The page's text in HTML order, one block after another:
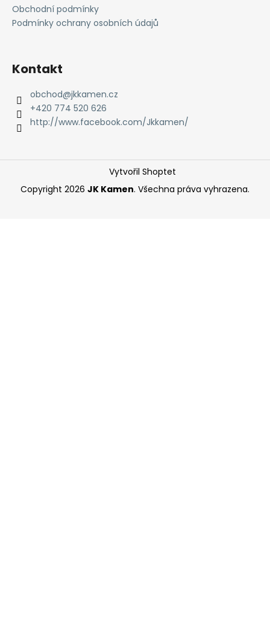
Obchodní podmínky
Podmínky ochrany osobních údajů
Kontakt
obchod@jkkamen.cz
+420 774 520 626
http://www.facebook.com/Jkkamen/
Vytvořil Shoptet
Copyright 2026 JK Kamen. Všechna práva vyhrazena.